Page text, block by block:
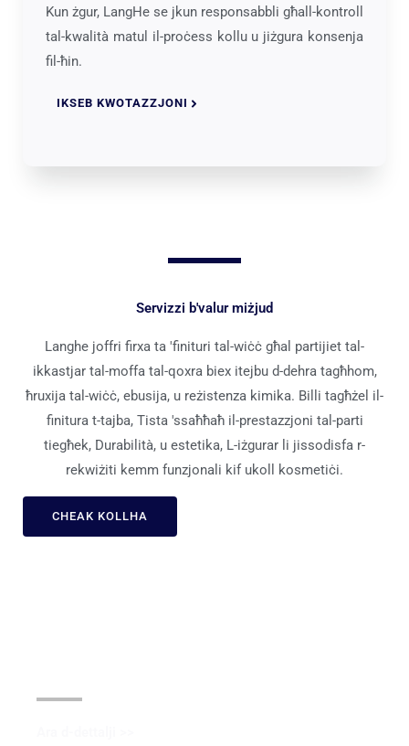
Kun żgur, LangHe se jkun responsabbli għall-kontroll
tal-kwalità matul il-proċess kollu u jiżgura konsenja
fil-ħin.
IKSEB KWOTAZZJONI
Servizzi b'valur miżjud
Langhe joffri firxa ta 'finituri tal-wiċċ għal partijiet tal-
ikkastjar tal-moffa tal-qoxra biex itejbu d-dehra tagħhom,
ħruxija tal-wiċċ, ebusija, u reżistenza kimika. Billi tagħżel il-
finitura t-tajba, Tista 'ssaħħaħ il-prestazzjoni tal-parti
tiegħek, Durabilità, u estetika, L-iżgurar li jissodisfa r-
rekwiżiti kemm funzjonali kif ukoll kosmetiċi.
CHEAK KOLLHA